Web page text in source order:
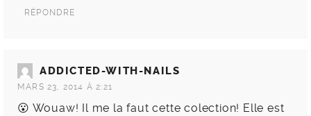
RÉPONDRE
ADDICTED-WITH-NAILS
MARS 23, 2014 À 2:21
😮 Wouaw! Il me la faut cette colection! Elle est